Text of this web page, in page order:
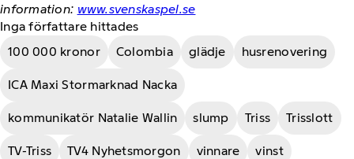
information: www.svenskaspel.se
Inga författare hittades
100 000 kronor
Colombia glädje husrenovering
ICA Maxi Stormarknad Nacka
kommunikatör Natalie Wallin slump Triss Trisslott
TV-Triss TV4 Nyhetsmorgon vinnare vinst